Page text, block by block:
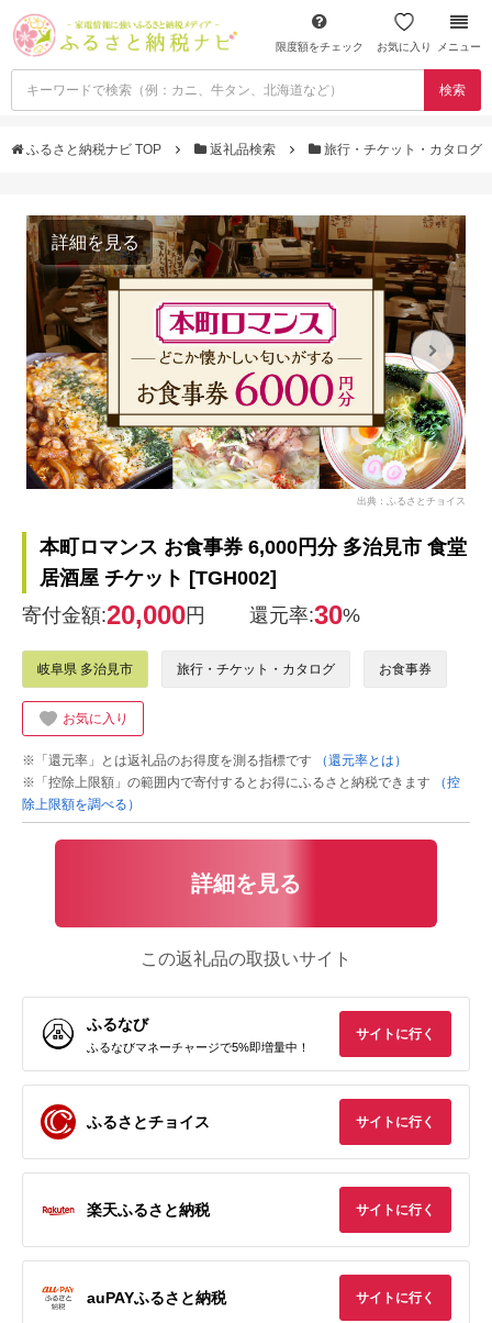
限度額をチェック お気に入り メニュー
検索
ふるさと納税ナビ TOP 返礼品検索 旅行・チケット・カタログ
詳細を見る
出典：ふるさとチョイス
本町ロマンス お食事券 6,000円分 多治見市 食堂
居酒屋 チケット [TGH002]
寄付金額:20,000円 還元率:30%
岐阜県 多治見市 旅行・チケット・カタログ お食事券
お気に入り
※「還元率」とは返礼品のお得度を測る指標です
（還元率とは）
※「控除上限額」の範囲内で寄付するとお得にふるさと納税できます
（控
除上限額を調べる）
詳細を見る
この返礼品の取扱いサイト
ふるなび
ふるなびマネーチャージで5%即増量中！
サイトに行く
ふるさとチョイス サイトに行く
楽天ふるさと納税 サイトに行く
auPAYふるさと納税 サイトに行く